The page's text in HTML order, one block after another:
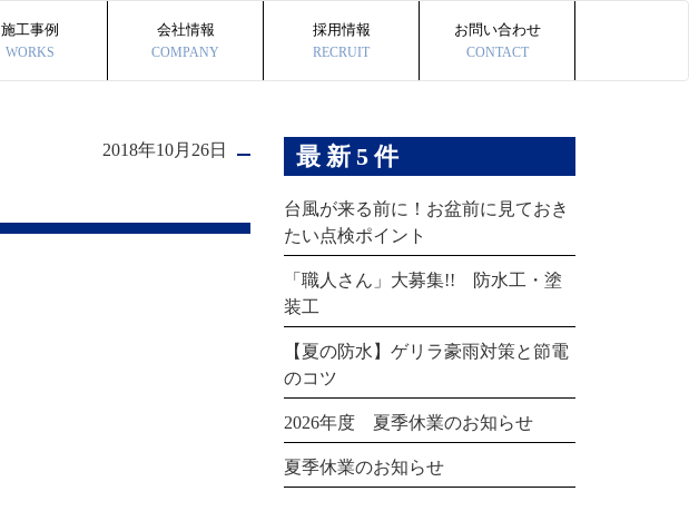
施工事例
WORKS
会社情報
COMPANY
採用情報
RECRUIT
お問い合わせ
CONTACT
2018年10月26日 最新5件
台風が来る前に！お盆前に見ておき
たい点検ポイント
「職人さん」大募集!! 防水工・塗
装工
【夏の防水】ゲリラ豪雨対策と節電
のコツ
2026年度 夏季休業のお知らせ
夏季休業のお知らせ